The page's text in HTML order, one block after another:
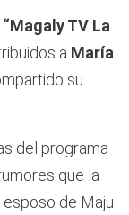
“Magaly TV La
a María
su
del programa
que la
de Maju